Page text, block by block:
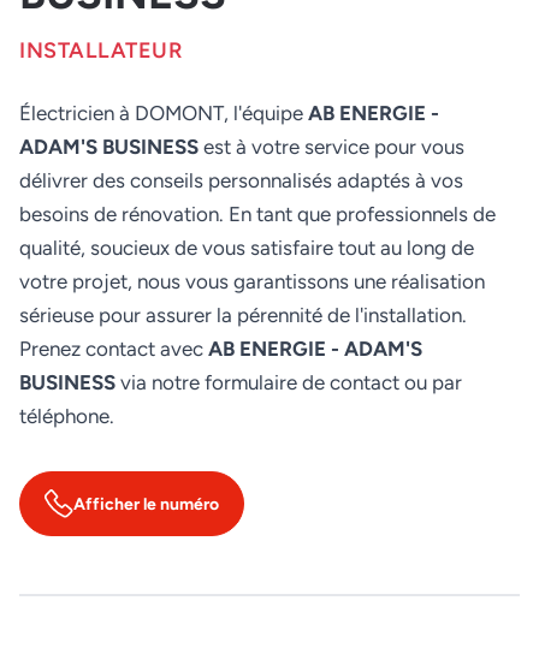
INSTALLATEUR
Électricien à DOMONT, l'équipe AB ENERGIE -
ADAM'S BUSINESS est à votre service pour vous
délivrer des conseils personnalisés adaptés à vos
besoins de rénovation. En tant que professionnels de
qualité, soucieux de vous satisfaire tout au long de
votre projet, nous vous garantissons une réalisation
sérieuse pour assurer la pérennité de l'installation.
Prenez contact avec AB ENERGIE - ADAM'S
BUSINESS via notre formulaire de contact ou par
téléphone.
Afficher le numéro